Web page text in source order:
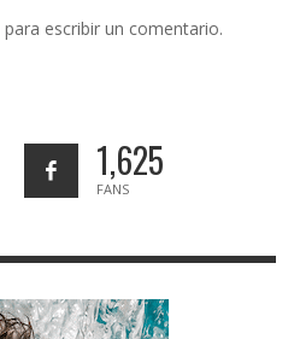
para escribir un comentario.
1,625
FANS